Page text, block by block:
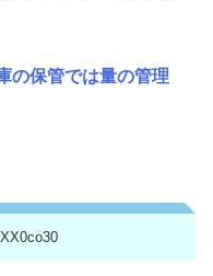
の保管では量の管理